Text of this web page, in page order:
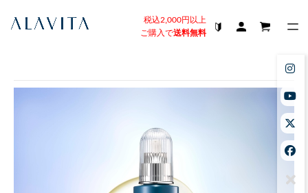
税込2,000円以上
ご購入で送料無料